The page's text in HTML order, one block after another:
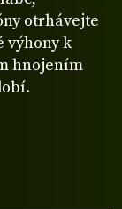
otrhávejte
výhony k
hnojením